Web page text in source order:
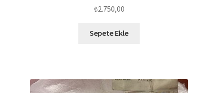
₺2.750,00
Sepete Ekle